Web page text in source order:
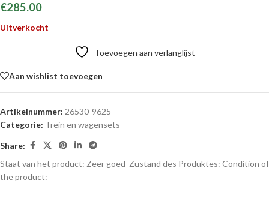
€285.00
Uitverkocht
Toevoegen aan verlanglijst
Aan wishlist toevoegen
Artikelnummer: 26530-9625
Categorie: Trein en wagensets
Share:
Staat van het product: Zeer goed Zustand des Produktes: Condition of
the product: